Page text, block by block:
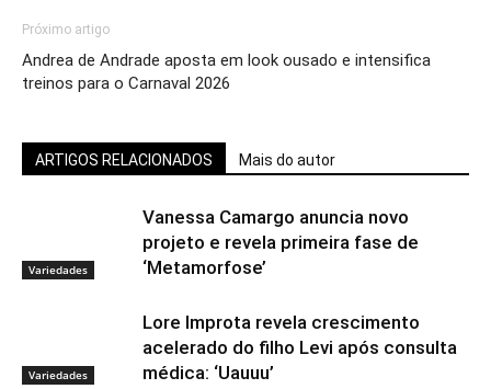
Próximo artigo
Andrea de Andrade aposta em look ousado e intensifica
treinos para o Carnaval 2026
ARTIGOS RELACIONADOS Mais do autor
Variedades
Vanessa Camargo anuncia novo
projeto e revela primeira fase de
‘Metamorfose’
Variedades
Lore Improta revela crescimento
acelerado do filho Levi após consulta
médica: ‘Uauuu’